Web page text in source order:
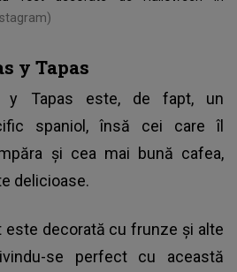
y Tapas
y Tapas este, de fapt, un
spaniol, însă cei care îl
și cea mai bună cafea,
delicioase.
este decorată cu frunze și alte
se perfect cu această